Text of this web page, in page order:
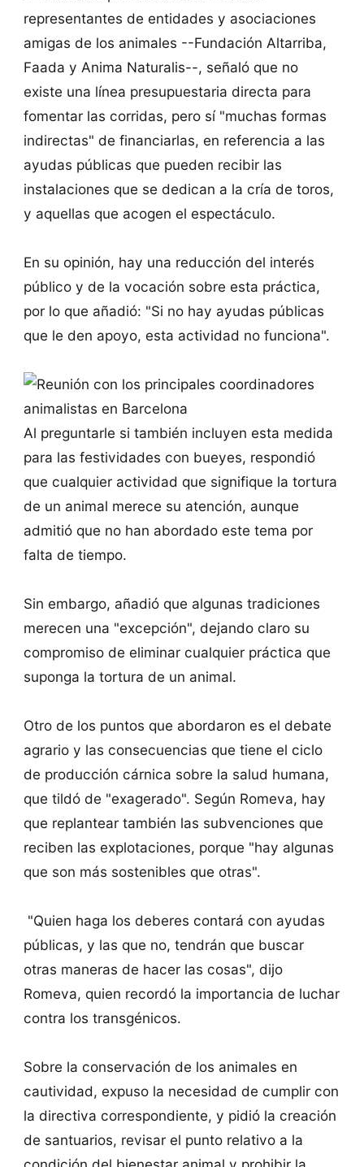
representantes de entidades y asociaciones
amigas de los animales --Fundación Altarriba,
Faada y Anima Naturalis--, señaló que no
existe una línea presupuestaria directa para
fomentar las corridas, pero sí "muchas formas
indirectas" de financiarlas, en referencia a las
ayudas públicas que pueden recibir las
instalaciones que se dedican a la cría de toros,
y aquellas que acogen el espectáculo.
En su opinión, hay una reducción del interés
público y de la vocación sobre esta práctica,
por lo que añadió: "Si no hay ayudas públicas
que le den apoyo, esta actividad no funciona".
Al preguntarle si también incluyen esta medida
para las festividades con bueyes, respondió
que cualquier actividad que signifique la tortura
de un animal merece su atención, aunque
admitió que no han abordado este tema por
falta de tiempo.
Sin embargo, añadió que algunas tradiciones
merecen una "excepción", dejando claro su
compromiso de eliminar cualquier práctica que
suponga la tortura de un animal.
Otro de los puntos que abordaron es el debate
agrario y las consecuencias que tiene el ciclo
de producción cárnica sobre la salud humana,
que tildó de "exagerado". Según Romeva, hay
que replantear también las subvenciones que
reciben las explotaciones, porque "hay algunas
que son más sostenibles que otras".
"Quien haga los deberes contará con ayudas
públicas, y las que no, tendrán que buscar
otras maneras de hacer las cosas", dijo
Romeva, quien recordó la importancia de luchar
contra los transgénicos.
Sobre la conservación de los animales en
cautividad, expuso la necesidad de cumplir con
la directiva correspondiente, y pidió la creación
de santuarios, revisar el punto relativo a la